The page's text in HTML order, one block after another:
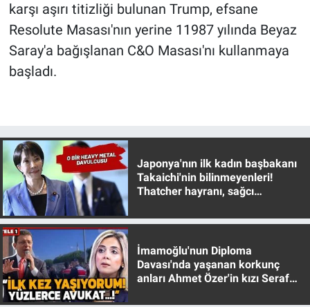
karşı aşırı titizliği bulunan Trump, efsane
Resolute Masası'nın yerine 11987 yılında Beyaz
Saray'a bağışlanan C&O Masası'nı kullanmaya
başladı.
Japonya'nın ilk kadın başbakanı
Takaichi'nin bilinmeyenleri!
Thatcher hayranı, sağcı
İmamoğlu'nun Diploma
Davası'nda yaşanan korkunç
anları Ahmet Özer'in kızı Seraf
Popüler
Programlar
Teknoloji
Türkiye'nin Geleceği
Türkiye'nin Gündemi
Yerel Gündem
Yerel Yaşam